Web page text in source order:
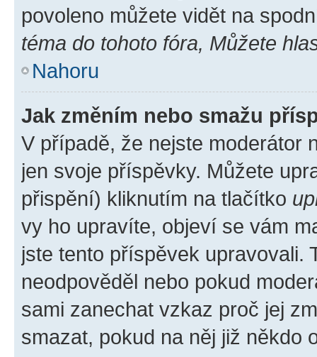
povoleno můžete vidět na
téma do tohoto fóra, Můžete
Nahoru
Jak změním nebo smažu
V případě, že nejste moderátor
jen svoje příspěvky. Můžete
přispění) kliknutím na tlačítko
vy ho upravíte, objeví se vám
jste tento příspěvek upravovali.
neodpověděl nebo pokud
sami zanechat vzkaz proč jej
smazat, pokud na něj již někdo